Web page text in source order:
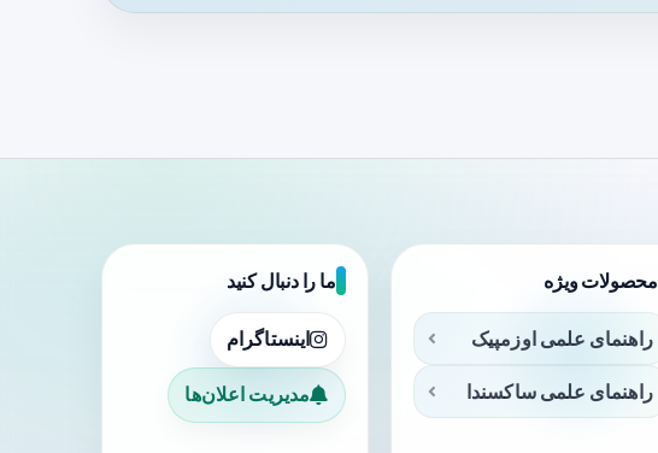
محصولات ویژه
راهنمای علمی اوزمپیک
راهنمای علمی ساکسندا
ما را دنبال کنید
اینستاگرام
مدیریت اعلان‌ها